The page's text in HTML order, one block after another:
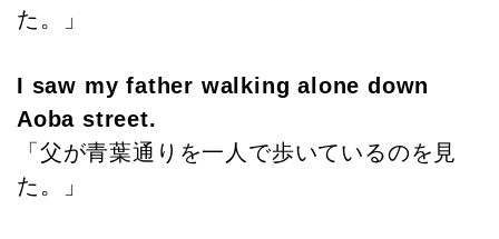
た。」
I saw my father walking alone down
Aoba street.
「父が青葉通りを一人で歩いているのを見
た。」